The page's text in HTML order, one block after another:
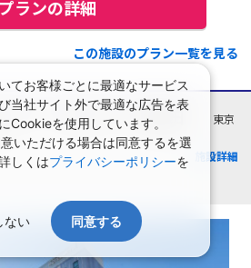
プランの詳細
この施設のプラン一覧を見る
ッツ プレミア 五反田
東京
施設詳細
てお客様ごとに最適なサービス
当社サイト外で最適な広告を表
Cookieを使用しています。
いただける場合は同意するを選
しくはプライバシーポリシーを
ない 同意する